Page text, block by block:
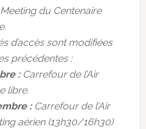
du Centenaire
d’accès sont modifiées
précédentes :
:Carrefour de l’Air
libre.
:Carrefour de l’Air
aérien (13h30/16h30)